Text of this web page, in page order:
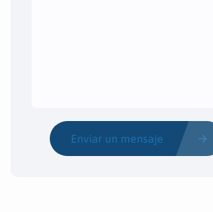
Enviar un mensaje